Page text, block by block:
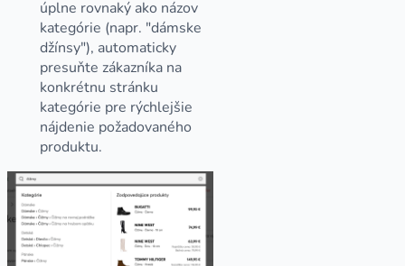
úplne rovnaký ako názov
kategórie (napr. "dámske
džínsy"), automaticky
presuňte zákazníka na
konkrétnu stránku
kategórie pre rýchlejšie
nájdenie požadovaného
produktu.